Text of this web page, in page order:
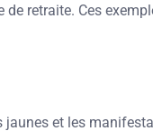
retraite. Ces
et les